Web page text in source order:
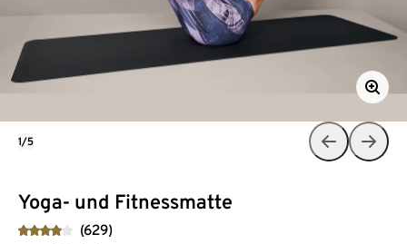
Yoga- und Fitnessmatte
(629)
1/5